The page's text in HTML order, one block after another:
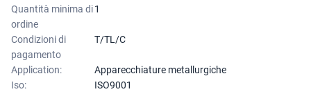
Quantità minima di
ordine
1
Condizioni di
pagamento
T/TL/C
Application:
Apparecchiature metallurgiche
Iso:
ISO9001